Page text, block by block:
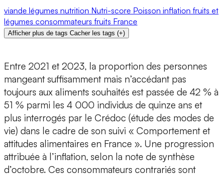
viande légumes nutrition Nutri-score Poisson inflation fruits et
légumes consommateurs fruits France
Afficher plus de tags Cacher les tags (+)
Entre 2021 et 2023, la proportion des personnes
mangeant suffisamment mais n’accédant pas
toujours aux aliments souhaités est passée de 42 % à
51 % parmi les 4 000 individus de quinze ans et
plus interrogés par le Crédoc (étude des modes de
vie) dans le cadre de son suivi « Comportement et
attitudes alimentaires en France ». Une progression
attribuée à l’inflation, selon la note de synthèse
d’octobre. Ces consommateurs contrariés sont